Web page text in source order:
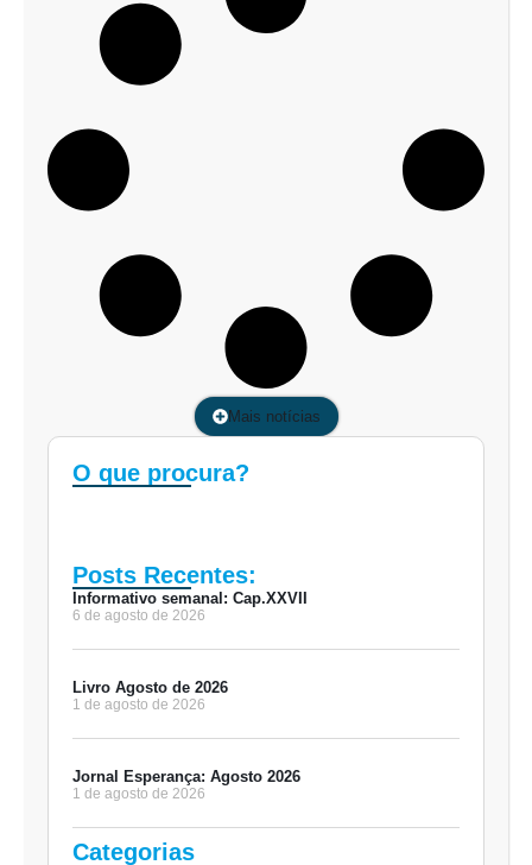
Mais notícias
O que procura?
Posts Recentes:
Informativo semanal: Cap.XXVII
6 de agosto de 2026
Livro Agosto de 2026
1 de agosto de 2026
Jornal Esperança: Agosto 2026
1 de agosto de 2026
Categorias